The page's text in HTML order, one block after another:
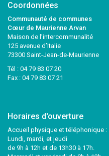
Coordonnées
Communauté de communes
Cœur de Maurienne Arvan
Maison de l’intercommunalité
125 avenue d’Italie
73300 Saint-Jean-de-Maurienne
Tél : 04 79 83 07 20
Fax : 04 79 83 07 21
Horaires d'ouverture
Accueil physique et téléphonique :
Lundi, mardi, et jeudi
de 9h à 12h et de 13h30 à 17h.